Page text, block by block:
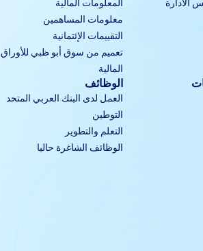
معلومات المساهمين
التقييمات الإئتمانية
تعميم من سوق أبو ظبي للأوراق
المالية
الوظائف
العمل لدى البنك العربي المتحد
التوطين
التعلم والتطوير
الوظائف الشاغرة حاليا